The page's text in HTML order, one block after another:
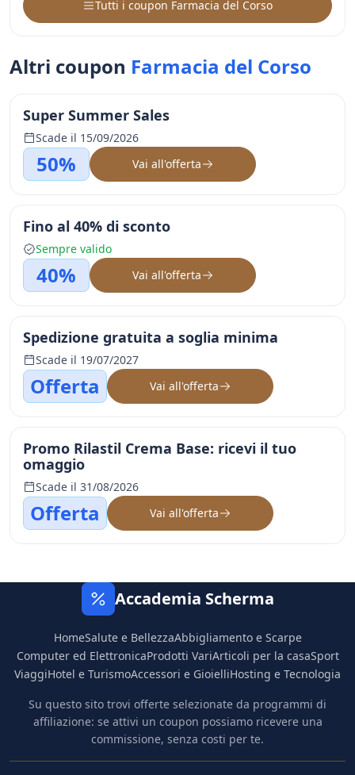
Tutti i coupon Farmacia del Corso
Altri coupon Farmacia del Corso
Super Summer Sales
Scade il 15/09/2026
50% Vai all'offerta
Fino al 40% di sconto
Sempre valido
40% Vai all'offerta
Spedizione gratuita a soglia minima
Scade il 19/07/2027
Offerta Vai all'offerta
Promo Rilastil Crema Base: ricevi il tuo
omaggio
Scade il 31/08/2026
Offerta Vai all'offerta
Accademia Scherma
HomeSalute e BellezzaAbbigliamento e Scarpe
Computer ed ElettronicaProdotti VariArticoli per la casaSport
ViaggiHotel e TurismoAccessori e GioielliHosting e Tecnologia
Su questo sito trovi offerte selezionate da programmi di
affiliazione: se attivi un coupon possiamo ricevere una
commissione, senza costi per te.